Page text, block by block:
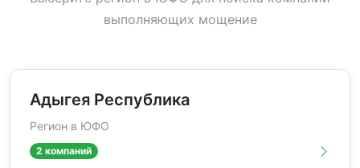
выполняющих мощение
Адыгея Республика
Регион в ЮФО
2 компаний